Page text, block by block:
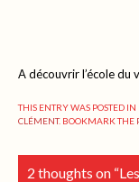
A découvrir l’école du
THIS ENTRY WAS POSTED IN
CLÉMENT. BOOKMARK THE
2 thoughts on “